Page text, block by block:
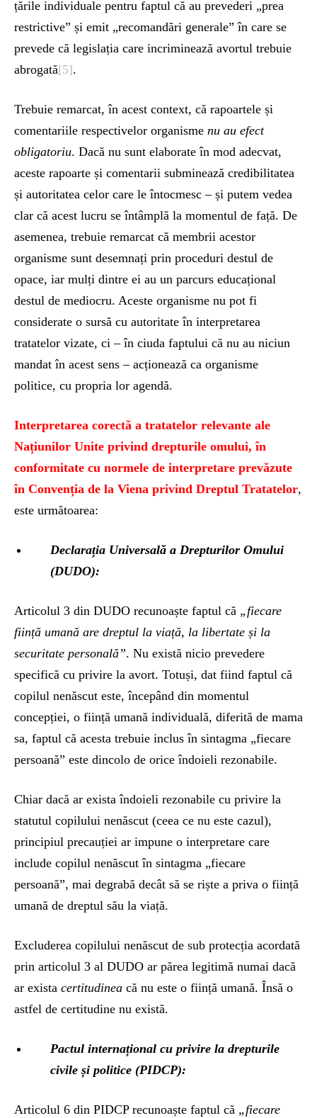
țările individuale pentru faptul că au prevederi „prea
restrictive” și emit „recomandări generale” în care se
prevede că legislația care incriminează avortul trebuie
abrogată[5].
Trebuie remarcat, în acest context, că rapoartele și
comentariile respectivelor organisme nu au efect
obligatoriu. Dacă nu sunt elaborate în mod adecvat,
aceste rapoarte și comentarii subminează credibilitatea
și autoritatea celor care le întocmesc – și putem vedea
clar că acest lucru se întâmplă la momentul de față. De
asemenea, trebuie remarcat că membrii acestor
organisme sunt desemnați prin proceduri destul de
opace, iar mulți dintre ei au un parcurs educațional
destul de mediocru. Aceste organisme nu pot fi
considerate o sursă cu autoritate în interpretarea
tratatelor vizate, ci – în ciuda faptului că nu au niciun
mandat în acest sens – acționează ca organisme
politice, cu propria lor agendă.
Interpretarea corectă a tratatelor relevante ale
Națiunilor Unite privind drepturile omului, în
conformitate cu normele de interpretare prevăzute
în Convenția de la Viena privind Dreptul Tratatelor,
este următoarea:
Declarația Universală a Drepturilor Omului
(DUDO):
Articolul 3 din DUDO recunoaște faptul că „fiecare
ființă umană are dreptul la viață, la libertate și la
securitate personală”. Nu există nicio prevedere
specifică cu privire la avort. Totuși, dat fiind faptul că
copilul nenăscut este, începând din momentul
concepției, o ființă umană individuală, diferită de mama
sa, faptul că acesta trebuie inclus în sintagma „fiecare
persoană” este dincolo de orice îndoieli rezonabile.
Chiar dacă ar exista îndoieli rezonabile cu privire la
statutul copilului nenăscut (ceea ce nu este cazul),
principiul precauției ar impune o interpretare care
include copilul nenăscut în sintagma „fiecare
persoană”, mai degrabă decât să se riște a priva o ființă
umană de dreptul său la viață.
Excluderea copilului nenăscut de sub protecția acordată
prin articolul 3 al DUDO ar părea legitimă numai dacă
ar exista certitudinea că nu este o ființă umană. Însă o
astfel de certitudine nu există.
Pactul internațional cu privire la drepturile
civile și politice (PIDCP):
Articolul 6 din PIDCP recunoaște faptul că „fiecare